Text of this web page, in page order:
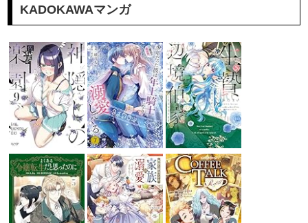
KADOKAWAマンガ